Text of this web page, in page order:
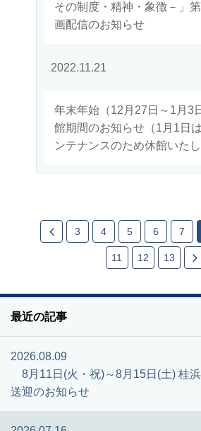
その制度・精神・象徴－」
画配信のお知らせ
2022.11.21
年末年始（12月27日～1月3
館期間のお知らせ（1月1日
ンテナンスのため休館いたし
3 4 5 6 7
11 12 13
最近の記事
2026.08.09
8月11日(火・祝)～8月15日(土) 桂
送迎のお知らせ